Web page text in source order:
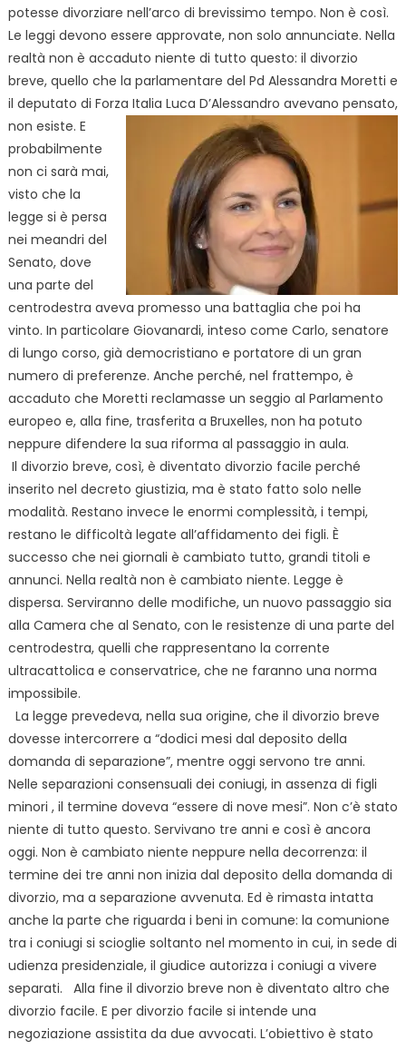
potesse divorziare nell’arco di brevissimo tempo. Non è così.
Le leggi devono essere approvate, non solo annunciate. Nella
realtà non è accaduto niente di tutto questo: il divorzio
breve, quello che la parlamentare del Pd Alessandra Moretti e
il deputato di Forza Italia Luca D’Alessandro avevano pensato,
non esiste. E
probabilmente
non ci sarà mai,
visto che la
legge si è persa
nei meandri del
Senato, dove
una parte del
centrodestra aveva promesso una battaglia che poi ha
vinto. In particolare Giovanardi, inteso come Carlo, senatore
di lungo corso, già democristiano e portatore di un gran
numero di preferenze. Anche perché, nel frattempo, è
accaduto che Moretti reclamasse un seggio al Parlamento
europeo e, alla fine, trasferita a Bruxelles, non ha potuto
neppure difendere la sua riforma al passaggio in aula.
Il divorzio breve, così, è diventato divorzio facile perché
inserito nel decreto giustizia, ma è stato fatto solo nelle
modalità. Restano invece le enormi complessità, i tempi,
restano le difficoltà legate all’affidamento dei figli. È
successo che nei giornali è cambiato tutto, grandi titoli e
annunci. Nella realtà non è cambiato niente. Legge è
dispersa. Serviranno delle modifiche, un nuovo passaggio sia
alla Camera che al Senato, con le resistenze di una parte del
centrodestra, quelli che rappresentano la corrente
ultracattolica e conservatrice, che ne faranno una norma
impossibile.
La legge prevedeva, nella sua origine, che il divorzio breve
dovesse intercorrere a “dodici mesi dal deposito della
domanda di separazione”, mentre oggi servono tre anni.
Nelle separazioni consensuali dei coniugi, in assenza di figli
minori , il termine doveva “essere di nove mesi”. Non c’è stato
niente di tutto questo. Servivano tre anni e così è ancora
oggi. Non è cambiato niente neppure nella decorrenza: il
termine dei tre anni non inizia dal deposito della domanda di
divorzio, ma a separazione avvenuta. Ed è rimasta intatta
anche la parte che riguarda i beni in comune: la comunione
tra i coniugi si scioglie soltanto nel momento in cui, in sede di
udienza presidenziale, il giudice autorizza i coniugi a vivere
separati.
Alla fine il divorzio breve non è diventato altro che
divorzio facile. E per divorzio facile si intende una
negoziazione assistita da due avvocati. L’obiettivo è stato